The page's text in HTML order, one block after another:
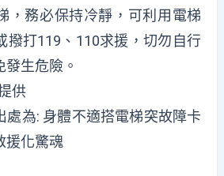
，務必保持冷靜，可利用電梯
撥打119、110求援，切勿自行
生危險。
供
處為: 身體不適搭電梯突故障卡
化驚魂